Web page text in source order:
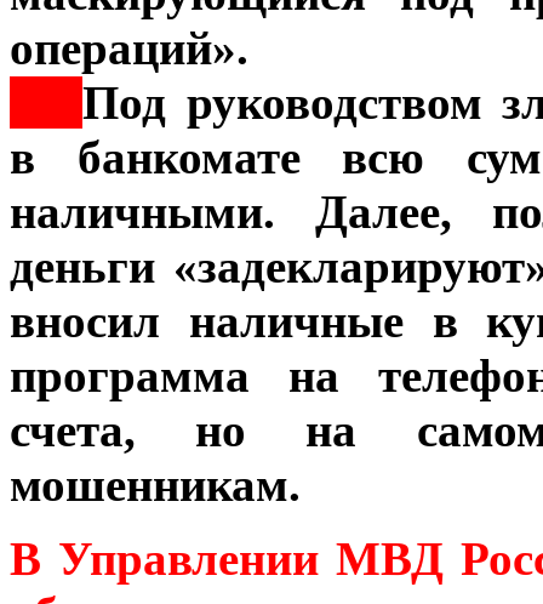
операций».
Под руководством
в банкомате всю
наличными. Далее,
деньги
вносил наличные в
программа на
счета, но на
мошенникам.
В Управлении МВД